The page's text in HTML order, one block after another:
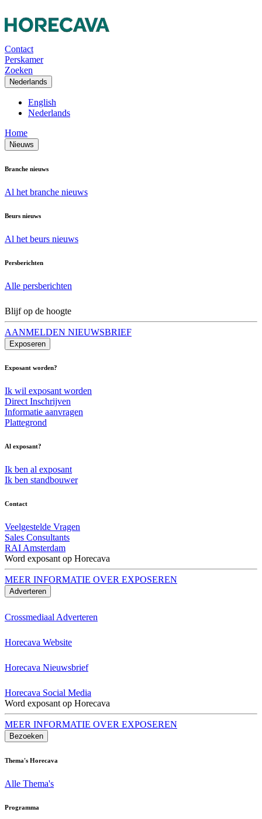
Contact
Perskamer
Zoeken
Nederlands
English
Nederlands
Home
Nieuws
Branche nieuws
Al het branche nieuws
Beurs nieuws
Al het beurs nieuws
Persberichten
Alle persberichten
Blijf op de hoogte
AANMELDEN NIEUWSBRIEF
Exposeren
Exposant worden?
Ik wil exposant worden
Direct Inschrijven
Informatie aanvragen
Plattegrond
Al exposant?
Ik ben al exposant
Ik ben standbouwer
Contact
Veelgestelde Vragen
Sales Consultants
RAI Amsterdam
Word exposant op Horecava
MEER INFORMATIE OVER EXPOSEREN
Adverteren
Crossmediaal Adverteren
Horecava Website
Horecava Nieuwsbrief
Horecava Social Media
Word exposant op Horecava
MEER INFORMATIE OVER EXPOSEREN
Bezoeken
Thema's Horecava
Alle Thema's
Programma